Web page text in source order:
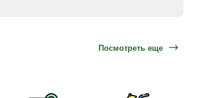
Посмотреть еще